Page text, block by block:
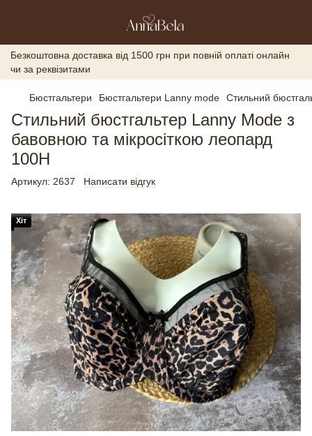
Безкоштовна доставка від 1500 грн при повній оплаті онлайн
чи за реквізитами
Бюстгальтери Бюстгальтери Lanny mode Стильний
Стильний бюстгальтер Lanny Mode з
бавовною та мікросіткою леопард
100H
Артикул: 2637 Написати відгук
Хіт